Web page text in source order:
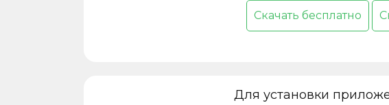
Скачать бесплатно
Для установки